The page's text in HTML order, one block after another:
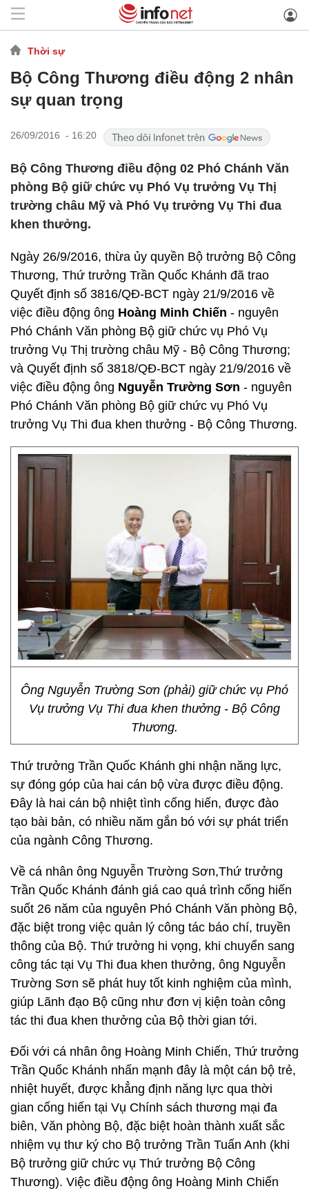
Thời sự
Bộ Công Thương điều động 2 nhân
sự quan trọng
26/09/2016 - 16:20
Bộ Công Thương điều động 02 Phó Chánh Văn
phòng Bộ giữ chức vụ Phó Vụ trưởng Vụ Thị
trường châu Mỹ và Phó Vụ trưởng Vụ Thi đua
khen thưởng.
Ngày 26/9/2016, thừa ủy quyền Bộ trưởng Bộ Công
Thương, Thứ trưởng Trần Quốc Khánh đã trao
Quyết định số 3816/QĐ-BCT ngày 21/9/2016 về
việc điều động ông Hoàng Minh Chiến - nguyên
Phó Chánh Văn phòng Bộ giữ chức vụ Phó Vụ
trưởng Vụ Thị trường châu Mỹ - Bộ Công Thương;
và Quyết định số 3818/QĐ-BCT ngày 21/9/2016 về
việc điều động ông Nguyễn Trường Sơn - nguyên
Phó Chánh Văn phòng Bộ giữ chức vụ Phó Vụ
trưởng Vụ Thi đua khen thưởng - Bộ Công Thương.
Ông Nguyễn Trường Sơn (phải) giữ chức vụ Phó
Vụ trưởng Vụ Thi đua khen thưởng - Bộ Công
Thương.
Thứ trưởng Trần Quốc Khánh ghi nhận năng lực,
sự đóng góp của hai cán bộ vừa được điều động.
Đây là hai cán bộ nhiệt tình cống hiến, được đào
tạo bài bản, có nhiều năm gắn bó với sự phát triển
của ngành Công Thương.
Về cá nhân ông Nguyễn Trường Sơn,Thứ trưởng
Trần Quốc Khánh đánh giá cao quá trình cống hiến
suốt 26 năm của nguyên Phó Chánh Văn phòng Bộ,
đặc biệt trong việc quản lý công tác báo chí, truyền
thông của Bộ. Thứ trưởng hi vọng, khi chuyển sang
công tác tại Vụ Thi đua khen thưởng, ông Nguyễn
Trường Sơn sẽ phát huy tốt kinh nghiệm của mình,
giúp Lãnh đạo Bộ cũng như đơn vị kiện toàn công
tác thi đua khen thưởng của Bộ thời gian tới.
Đối với cá nhân ông Hoàng Minh Chiến, Thứ trưởng
Trần Quốc Khánh nhấn mạnh đây là một cán bộ trẻ,
nhiệt huyết, được khẳng định năng lực qua thời
gian cống hiến tại Vụ Chính sách thương mại đa
biên, Văn phòng Bộ, đặc biệt hoàn thành xuất sắc
nhiệm vụ thư ký cho Bộ trưởng Trần Tuấn Anh (khi
Bộ trưởng giữ chức vụ Thứ trưởng Bộ Công
Thương). Việc điều động ông Hoàng Minh Chiến